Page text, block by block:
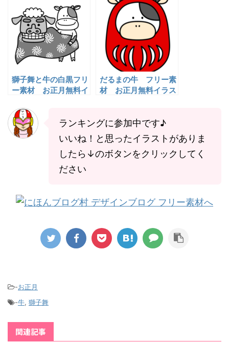
獅子舞と牛の白黒フリ
ー素材 お正月無料イ
だるまの牛 フリー素
材 お正月無料イラス
ランキングに参加中です♪
いいね！と思ったイラストがありま
したら↓のボタンをクリックしてく
ださい
-お正月
-牛, 獅子舞
関連記事